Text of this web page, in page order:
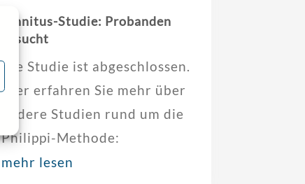
Tinnitus-Studie: Probanden
gesucht
Die Studie ist abgeschlossen.
Hier erfahren Sie mehr über
andere Studien rund um die
Philippi-Methode:
mehr lesen